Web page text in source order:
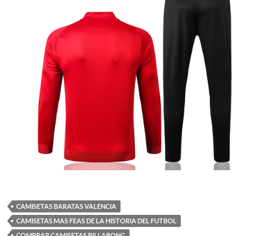
CAMISETAS BARATAS VALENCIA
CAMISETAS MAS FEAS DE LA HISTORIA DEL FUTBOL